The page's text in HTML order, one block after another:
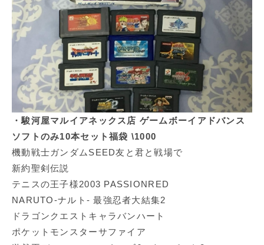
・駿河屋マルイアネックス店 ゲームボーイアドバンス
ソフトのみ10本セット福袋 \1000
機動戦士ガンダムSEED友と君と戦場で
新約聖剣伝説
テニスの王子様2003 PASSIONRED
NARUTO-ナルト- 最強忍者大結集2
ドラゴンクエストキャラバンハート
ポケットモンスターサファイア